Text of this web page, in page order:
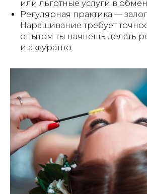
или льготные услуги в
Регулярная практика —
Наращивание требует
опытом ты начнешь делать
и аккуратно.